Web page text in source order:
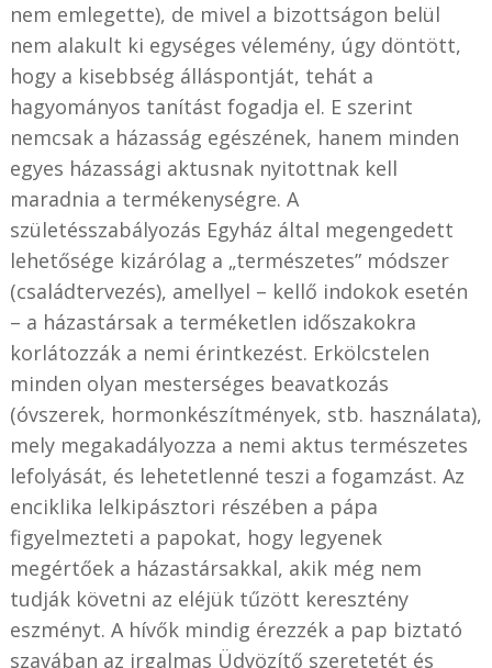
nem emlegette), de mivel a bizottságon belül
nem alakult ki egységes vélemény, úgy döntött,
hogy a kisebbség álláspontját, tehát a
hagyományos tanítást fogadja el. E szerint
nemcsak a házasság egészének, hanem minden
egyes házassági aktusnak nyitottnak kell
maradnia a termékenységre. A
születésszabályozás Egyház által megengedett
lehetősége kizárólag a „természetes” módszer
(családtervezés), amellyel – kellő indokok esetén
– a házastársak a terméketlen időszakokra
korlátozzák a nemi érintkezést. Erkölcstelen
minden olyan mesterséges beavatkozás
(óvszerek, hormonkészítmények, stb. használata),
mely megakadályozza a nemi aktus természetes
lefolyását, és lehetetlenné teszi a fogamzást. Az
enciklika lelkipásztori részében a pápa
figyelmezteti a papokat, hogy legyenek
megértőek a házastársakkal, akik még nem
tudják követni az eléjük tűzött keresztény
eszményt. A hívők mindig érezzék a pap biztató
szavában az irgalmas Üdvözítő szeretetét és